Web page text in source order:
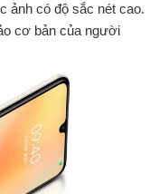
ảnh có độ sắc nét cao.
cơ bản của người